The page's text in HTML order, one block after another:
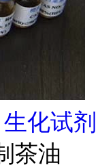
生化试剂
茶油